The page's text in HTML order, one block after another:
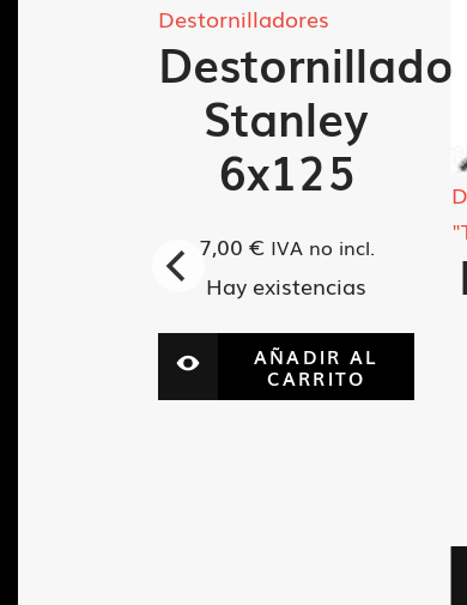
Destornilladores
Destornillador
Stanley
6x125
7,00 € IVA no incl.
Hay existencias
AÑADIR AL
CARRITO